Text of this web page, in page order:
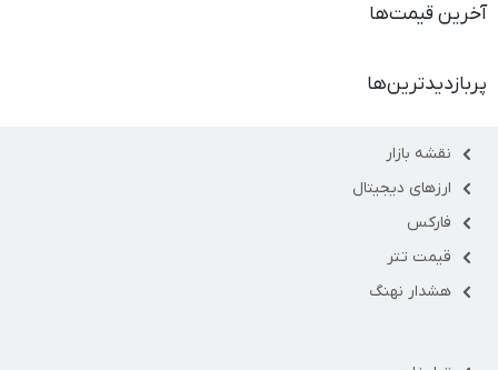
آخرین قیمت‌ها
پربازدیدترین‌ها
نقشه بازار
ارزهای دیجیتال
فارکس
قیمت تتر
هشدار نهنگ